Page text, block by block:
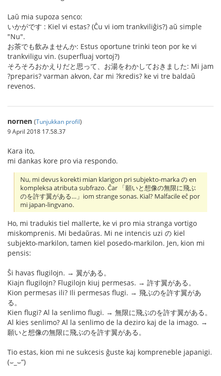
Laŭ mia supoza senco:
いかがです : Kiel vi estas? (Ĉu vi iom trankviliĝis?) aŭ simple
"Nu".
お茶でも飲みませんか: Estus oportune trinki teon por ke vi
trankviligu vin. (superfluaj vortoj?)
そろそろおかえりだと思って、お湯をわかしておきました: Mi jam
?preparis? varman akvon, ĉar mi ?kredis? ke vi tre baldaŭ
revenos.
nornen (Tunjukkan profil)
9 April 2018 17.58.37
Kara ito,
mi dankas kore pro via respondo.
Nu, mi devus korekti mian klarigon pri subjekto-marka の en
kompleksa atributa subfrazo. Ĉar 「願いと想像の無限に飛ぶ
のを許す翼がある…」iom strange sonas. Kial? Malfacile eĉ por
mi japan-lingvano.
Ho, mi tradukis tiel mallerte, ke vi pro mia stranga vortigo
miskomprenis. Mi bedaŭras. Mi ne intencis uzi の kiel
subjekto-markilon, tamen kiel posedo-markilon. Jen, kion mi
pensis:
Ŝi havas flugilojn. → 翼がある。
Kiajn flugilojn? Flugilojn kiuj permesas. → 許す翼がある。
Kion permesas ili? Ili permesas flugi. → 飛ぶのを許す翼があ
る。
Kien flugi? Al la senlimo flugi. → 無限に飛ぶのを許す翼がある。
Al kies senlimo? Al la senlimo de la deziro kaj de la imago. →
願いと想像の無限に飛ぶのを許す翼がある。
Tio estas, kion mi ne sukcesis ĝuste kaj kompreneble japanigi.
(⌣_⌣”)